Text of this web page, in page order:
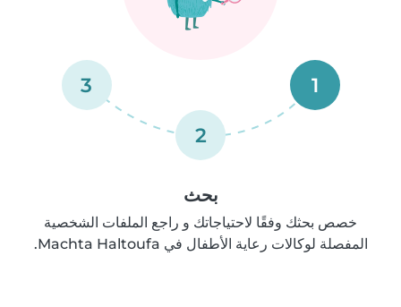
1
2
3
بحث
خصص بحثك وفقًا لاحتياجاتك و راجع الملفات الشخصية
المفصلة لوكالات رعاية الأطفال في Machta Haltoufa.